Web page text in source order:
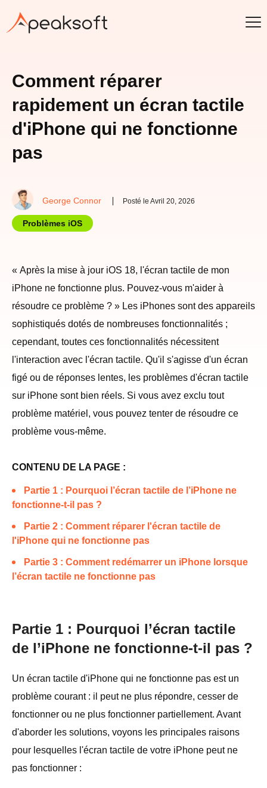
Comment réparer
rapidement un écran tactile
d'iPhone qui ne fonctionne
pas
George Connor Posté le Avril 20, 2026
Problèmes iOS
« Après la mise à jour iOS 18, l'écran tactile de mon
iPhone ne fonctionne plus. Pouvez-vous m'aider à
résoudre ce problème ? » Les iPhones sont des appareils
sophistiqués dotés de nombreuses fonctionnalités ;
cependant, toutes ces fonctionnalités nécessitent
l'interaction avec l'écran tactile. Qu'il s'agisse d'un écran
figé ou de réponses lentes, les problèmes d'écran tactile
sur iPhone sont bien réels. Si vous avez exclu tout
problème matériel, vous pouvez tenter de résoudre ce
problème vous-même.
CONTENU DE LA PAGE :
Partie 1 : Pourquoi l’écran tactile de l’iPhone ne
fonctionne-t-il pas ?
Partie 2 : Comment réparer l'écran tactile de
l'iPhone qui ne fonctionne pas
Partie 3 : Comment redémarrer un iPhone lorsque
l’écran tactile ne fonctionne pas
Partie 1 : Pourquoi l’écran tactile
de l’iPhone ne fonctionne-t-il pas ?
Un écran tactile d'iPhone qui ne fonctionne pas est un
problème courant : il peut ne plus répondre, cesser de
fonctionner ou ne plus fonctionner partiellement. Avant
d'aborder les solutions, voyons les principales raisons
pour lesquelles l'écran tactile de votre iPhone peut ne
pas fonctionner :